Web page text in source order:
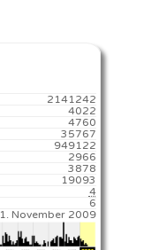
2141242
4022
4760
35767
949122
2966️
3878
19093️
4
6
1. November 2009